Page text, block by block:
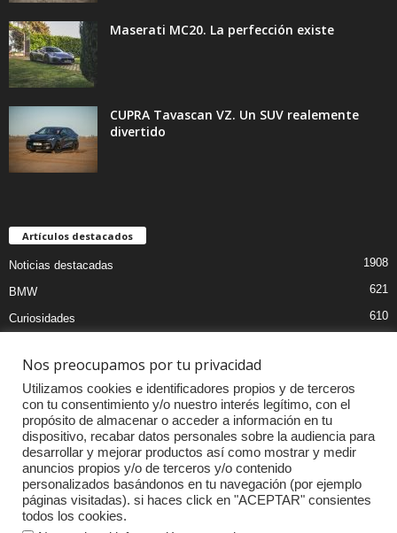
Maserati MC20. La perfección existe
CUPRA Tavascan VZ. Un SUV realemente
divertido
Artículos destacados
Noticias destacadas 1908
BMW 621
Curiosidades 610
Audi
MOTOS
Competiciones
Mercedes
Accesorios
Porsche 232
Nos preocupamos por tu privacidad
Utilizamos cookies e identificadores propios y de terceros
con tu consentimiento y/o nuestro interés legítimo, con el
propósito de almacenar o acceder a información en tu
dispositivo, recabar datos personales sobre la audiencia para
desarrollar y mejorar productos así como mostrar y medir
anuncios propios y/o de terceros y/o contenido
personalizados basándonos en tu navegación (por ejemplo
páginas visitadas). si haces click en "ACEPTAR" consientes
todos los cookies.